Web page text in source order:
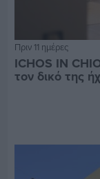
Πριν 11 ημέρες
ICHOS IN
τον δικό της